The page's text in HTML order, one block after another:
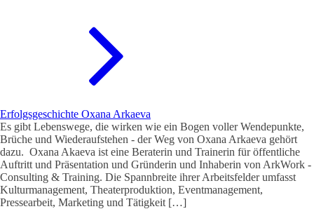
Erfolgsgeschichte Oxana Arkaeva
Es gibt Lebenswege, die wirken wie ein Bogen voller Wendepunkte,
Brüche und Wiederaufstehen - der Weg von Oxana Arkaeva gehört
dazu. Oxana Akaeva ist eine Beraterin und Trainerin für öffentliche
Auftritt und Präsentation und Gründerin und Inhaberin von ArkWork -
Consulting & Training. Die Spannbreite ihrer Arbeitsfelder umfasst
Kulturmanagement, Theaterproduktion, Eventmanagement,
Pressearbeit, Marketing und Tätigkeit […]